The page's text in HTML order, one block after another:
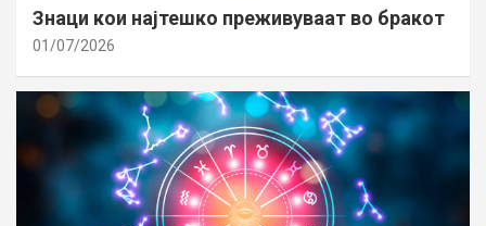
Знаци кои најтешко преживуваат во бракот
01/07/2026